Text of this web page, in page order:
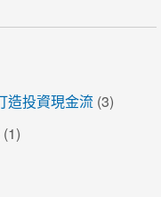
造投資現金流 (3)
(1)